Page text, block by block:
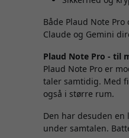
Både Plaud Note
Claude og Gemini
Plaud Note Pro - til
Plaud Note Pro er
taler samtidig. Med
også i større rum.
Den har desuden en
under samtalen.